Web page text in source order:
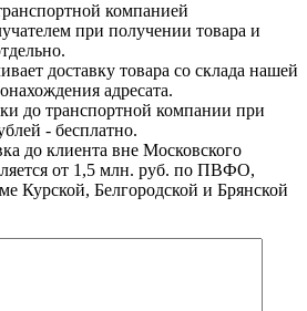
компанией
при получении товара и
доставку товара со склада нашей
адресата.
до транспортной компании при
- бесплатно.
до клиента вне Московского
от 1,5 млн. руб. по ПВФО,
Белгородской и Брянской